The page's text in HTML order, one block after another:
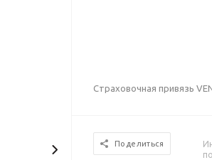
Страховочная привязь
Поделиться